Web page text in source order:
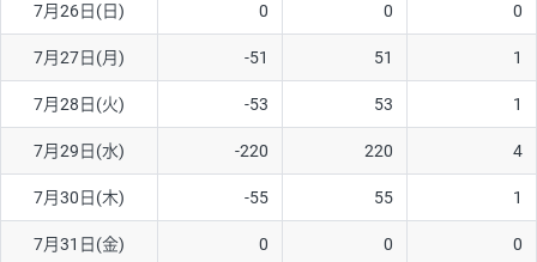
7月26日(日) 0 0 0
7月27日(月) -51 51 1
7月28日(火) -53 53 1
7月29日(水) -220 220 4
7月30日(木) -55 55 1
7月31日(金) 0 0 0